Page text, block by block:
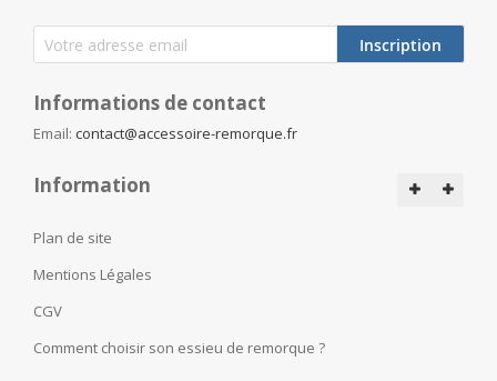
Inscription
Informations de contact
Email: contact@accessoire-remorque.fr
Information
Plan de site
Mentions Légales
CGV
Comment choisir son essieu de remorque ?